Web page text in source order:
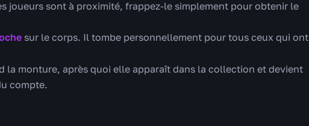
joueurs sont à proximité, frappez-le simplement pour obtenir le
sur le corps. Il tombe personnellement pour tous ceux qui ont
la monture, après quoi elle apparaît dans la collection et devient
compte.